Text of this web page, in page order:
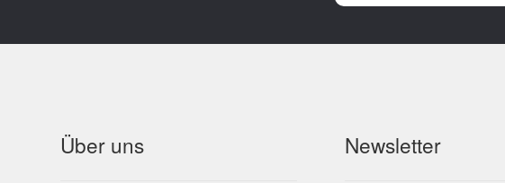
Über uns Newsletter